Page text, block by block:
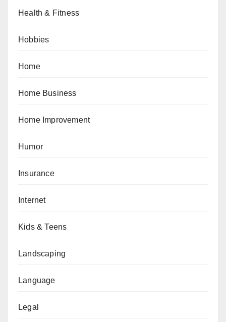
Health & Fitness
Hobbies
Home
Home Business
Home Improvement
Humor
Insurance
Internet
Kids & Teens
Landscaping
Language
Legal